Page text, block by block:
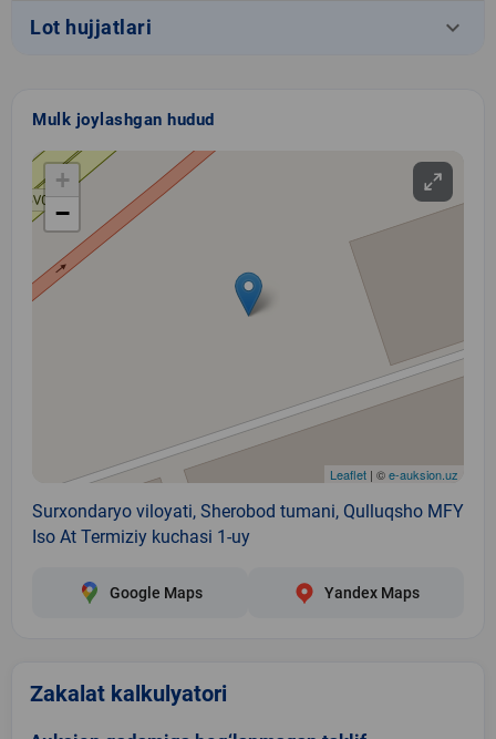
Lot hujjatlari keyboard_arrow_down
Mulk joylashgan hudud
+
−
Leaflet | ©e-auksion.uz
Surxondaryo viloyati, Sherobod tumani, Qulluqsho MFY
Iso At Termiziy kuchasi 1-uy
Google Maps Yandex Maps
Zakalat kalkulyatori